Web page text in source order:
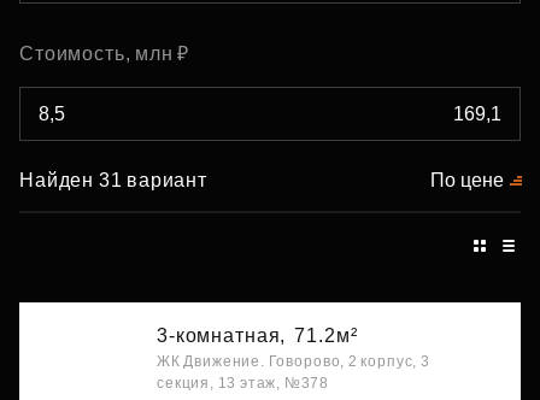
Стоимость, млн ₽
Найден 31 вариант По цене
3-комнатная, 71.2м²
ЖК Движение. Говорово, 2 корпус, 3
секция, 13 этаж, №378